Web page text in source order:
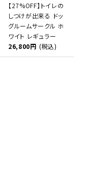
【27%OFF】トイレの
しつけが出来る ドッ
グルームサークル ホ
ワイト レギュラー
26,800円 (税込)